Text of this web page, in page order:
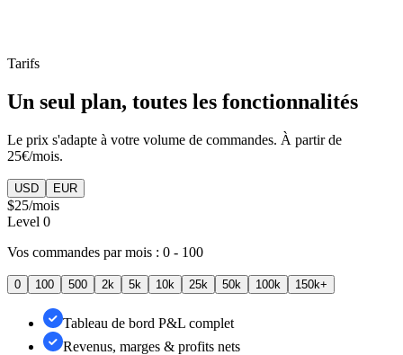
Tarifs
Un seul plan, toutes les fonctionnalités
Le prix s'adapte à votre volume de commandes. À partir de
25€/mois.
USD EUR
$25/mois
Level 0
Vos commandes par mois : 0 - 100
0 100 500 2k 5k 10k 25k 50k 100k 150k+
Tableau de bord P&L complet
Revenus, marges & profits nets